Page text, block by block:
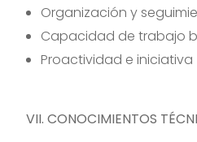
Organización y
Capacidad de trabajo
Proactividad e iniciativa
VII. CONOCIMIENTOS